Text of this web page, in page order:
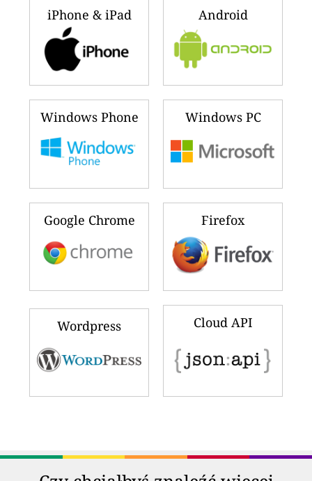
iPhone & iPad Android
Windows Phone Windows PC
Google Chrome Firefox
Wordpress Cloud API